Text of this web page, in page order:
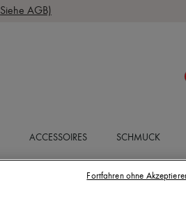
AGB)
ACCESSOIRES SCHMUCK
Fortfahren ohne